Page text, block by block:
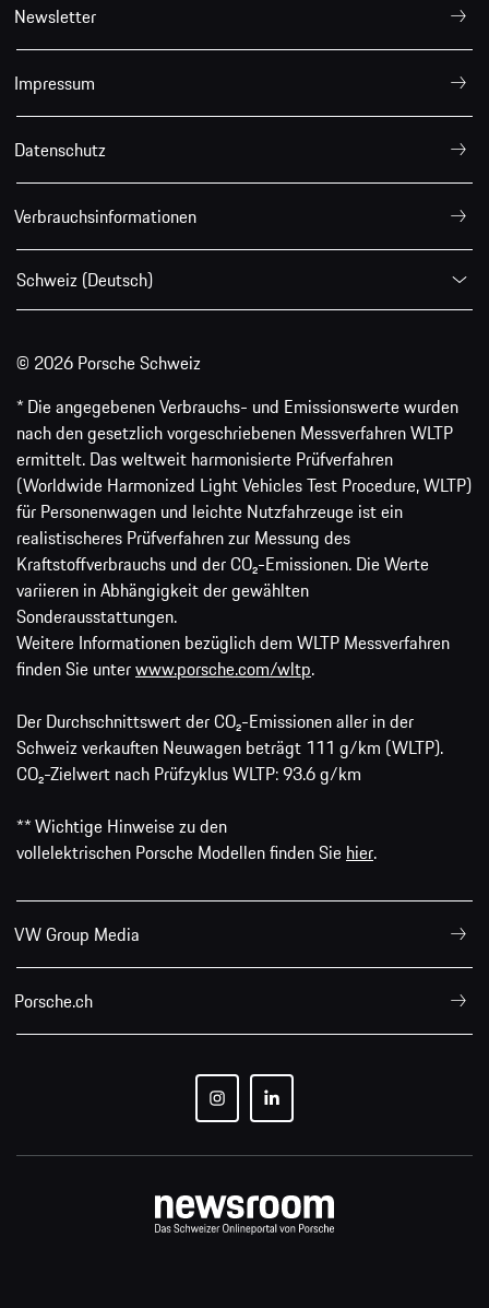
Newsletter
Impressum
Datenschutz
Verbrauchsinformationen
Schweiz (Deutsch)
© 2026 Porsche Schweiz
* Die angegebenen Verbrauchs- und Emissionswerte wurden
nach den gesetzlich vorgeschriebenen Messverfahren WLTP
ermittelt. Das weltweit harmonisierte Prüfverfahren
(Worldwide Harmonized Light Vehicles Test Procedure, WLTP)
für Personenwagen und leichte Nutzfahrzeuge ist ein
realistischeres Prüfverfahren zur Messung des
Kraftstoffverbrauchs und der CO₂-Emissionen. Die Werte
variieren in Abhängigkeit der gewählten
Sonderausstattungen.
Weitere Informationen bezüglich dem WLTP Messverfahren
finden Sie unterwww.porsche.com/wltp.
Der Durchschnittswert der CO₂-Emissionen aller in der
Schweiz verkauften Neuwagen beträgt 111 g/km (WLTP).
CO₂-Zielwert nach Prüfzyklus WLTP: 93.6 g/km
** Wichtige Hinweise zu den
vollelektrischen Porsche Modellen finden Sie hier.
VW Group Media
Porsche.ch